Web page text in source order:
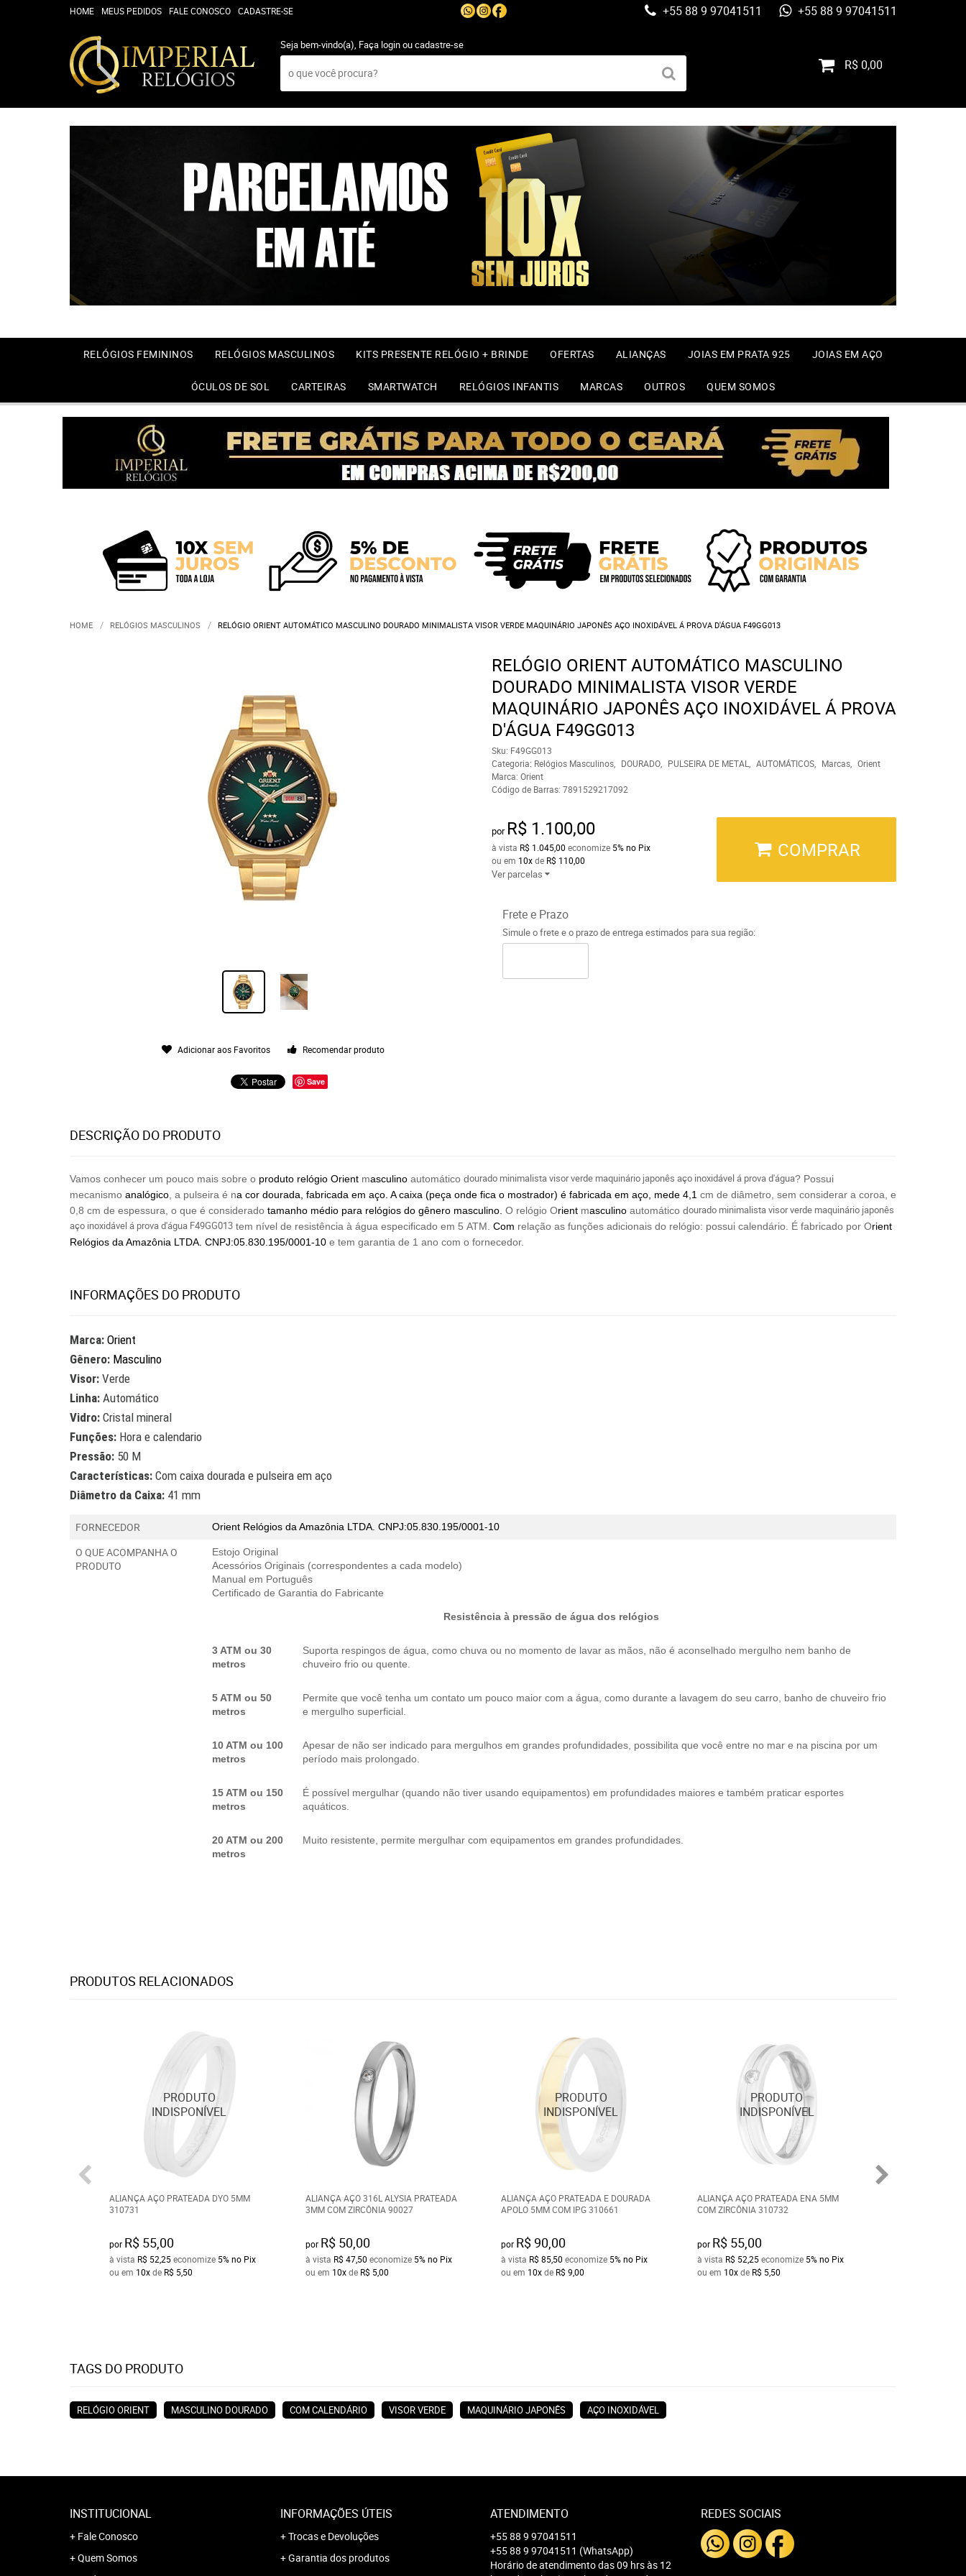
HOME MEUS PEDIDOS FALE CONOSCO CADASTRE-SE +55 88 9 97041511 +55 88 9 97041511
Seja bem-vindo(a), Faça loginoucadastre-se
R$ 0,00
RELÓGIOS FEMININOS RELÓGIOS MASCULINOS KITS PRESENTE RELÓGIO + BRINDE OFERTAS ALIANÇAS JOIAS EM PRATA 925 JOIAS EM AÇO
ÓCULOS DE SOL CARTEIRAS SMARTWATCH RELÓGIOS INFANTIS MARCAS OUTROS QUEM SOMOS
HOME RELÓGIOS MASCULINOS RELÓGIO ORIENT AUTOMÁTICO MASCULINO DOURADO MINIMALISTA VISOR VERDE MAQUINÁRIO JAPONÊS AÇO INOXIDÁVEL Á PROVA D'ÁGUA F49GG013
Adicionar aos Favoritos Recomendar produto
Save
RELÓGIO ORIENT AUTOMÁTICO MASCULINO
DOURADO MINIMALISTA VISOR VERDE
MAQUINÁRIO JAPONÊS AÇO INOXIDÁVEL Á PROVA
D'ÁGUA F49GG013
Sku: F49GG013
Categoria: Relógios Masculinos DOURADO PULSEIRA DE METAL AUTOMÁTICOS Marcas
Orient
Marca: Orient
Código de Barras: 7891529217092
por R$ 1.100,00
à vista R$ 1.045,00 economize 5% no Pix
ou em 10xde R$ 110,00
Ver parcelas
COMPRAR
Frete e Prazo
Simule o frete e o prazo de entrega estimados para sua região:
DESCRIÇÃO DO PRODUTO
Vamos conhecer um pouco mais sobre o produto relógio Orient masculino automático dourado minimalista visor verde maquinário japonês aço inoxidável á prova d'água? Possui
mecanismo analógico , a pulseira é na cor dourada, fabricada em aço. A caixa (peça onde fica o mostrador) é fabricada em aço, mede 4,1 cm de diâmetro, sem considerar a coroa, e
0,8 cm de espessura, o que é considerado tamanho médio para relógios do gênero masculino. O relógio Orient masculino automático dourado minimalista visor verde maquinário japonês
aço inoxidável á prova d'água F49GG013 tem nível de resistência à água especificado em 5 ATM. Com relação as funções adicionais do relógio: possui calendário. É fabricado por Orient
Relógios da Amazônia LTDA. CNPJ:05.830.195/0001-10 e tem garantia de 1 ano com o fornecedor.
INFORMAÇÕES DO PRODUTO
Marca: Orient
Gênero: Masculino
Visor: Verde
Linha: Automático
Vidro: Cristal mineral
Funções: Hora e calendario
Pressão: 50 M
Características: Com caixa dourada e pulseira em aço
Diâmetro da Caixa: 41 mm
FORNECEDOR Orient Relógios da Amazônia LTDA. CNPJ:05.830.195/0001-10
O QUE ACOMPANHA O
PRODUTO
Estojo Original
Acessórios Originais (correspondentes a cada modelo)
Manual em Português
Certificado de Garantia do Fabricante
Resistência à pressão de água dos relógios
3 ATM ou 30
metros
Suporta respingos de água, como chuva ou no momento de lavar as mãos, não é aconselhado mergulho nem banho de
chuveiro frio ou quente.
5 ATM ou 50
metros
Permite que você tenha um contato um pouco maior com a água, como durante a lavagem do seu carro, banho de chuveiro frio
e mergulho superficial.
10 ATM ou 100
metros
Apesar de não ser indicado para mergulhos em grandes profundidades, possibilita que você entre no mar e na piscina por um
período mais prolongado.
15 ATM ou 150
metros
É possível mergulhar (quando não tiver usando equipamentos) em profundidades maiores e também praticar esportes
aquáticos.
20 ATM ou 200
metros
Muito resistente, permite mergulhar com equipamentos em grandes profundidades.
PRODUTOS RELACIONADOS
ALIANÇA AÇO PRATEADA DYO 5MM
310731
por R$ 55,00
à vista R$ 52,25economize 5%no Pix
ou em 10xde R$ 5,50
ALIANÇA AÇO 316L ALYSIA PRATEADA
3MM COM ZIRCÔNIA 90027
por R$ 50,00
à vista R$ 47,50 economize 5% no Pix
ou em 10xde R$ 5,00
ALIANÇA AÇO PRATEADA E DOURADA
APOLO 5MM COM IPG 310661
por R$ 90,00
à vista R$ 85,50 economize 5%no Pix
ou em 10xde R$ 9,00
ALIANÇA AÇO PRATEADA ENA 5MM
COM ZIRCÔNIA 310732
por R$ 55,00
à vista R$ 52,25economize 5% no Pix
ou em 10xde R$ 5,50
TAGS DO PRODUTO
RELÓGIO ORIENT MASCULINO DOURADO COM CALENDÁRIO VISOR VERDE MAQUINÁRIO JAPONÊS AÇO INOXIDÁVEL
INSTITUCIONAL
Fale Conosco
Quem Somos
INFORMAÇÕES ÚTEIS
Trocas e Devoluções
Garantia dos produtos
ATENDIMENTO
+55 88 9 97041511
+55 88 9 97041511 (WhatsApp)
Horário de atendimento das 09 hrs às 12
REDES SOCIAIS